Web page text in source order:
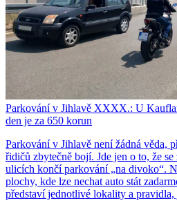
Parkování v Jihlavě XXXX.: U
den je za 650 korun
Parkování v Jihlavě není žádná věda,
řidičů zbytečně bojí. Jde jen o to, že
ulicích končí parkování „na divoko“.
plochy, kde lze nechat auto stát
představí jednotlivé lokality a pravidla,